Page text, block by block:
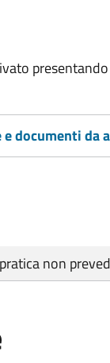
documenti da
non